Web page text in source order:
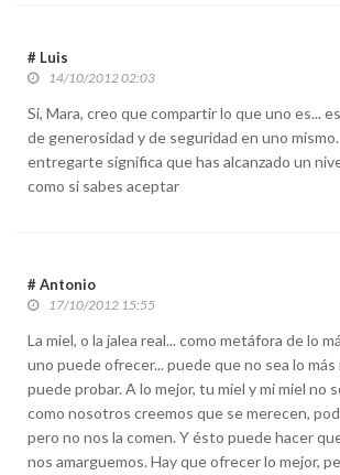
# Luis
14/10/2012 02:03
Si, Mara, creo que compartir lo que uno es...
de generosidad y de seguridad en uno mismo.
entregarte significa que has alcanzado un
como si sabes aceptar
# Antonio
17/10/2012 15:55
La miel, o la jalea real... como metáfora de lo
uno puede ofrecer... puede que no sea lo
puede probar. A lo mejor, tu miel y mi miel no
como nosotros creemos que se merecen,
pero no nos la comen. Y ésto puede hacer
nos amarguemos. Hay que ofrecer lo mejor,